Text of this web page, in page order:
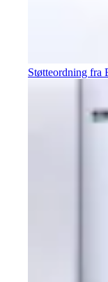
Støtteordning fra